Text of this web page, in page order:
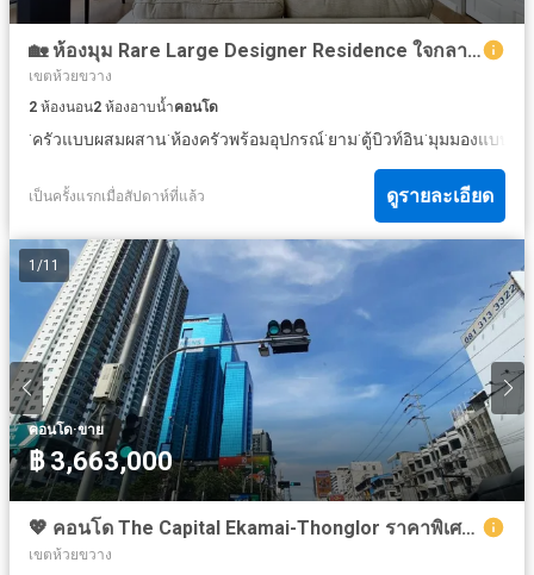
🏡 ห้องมุม Rare Large Designer Residence ใจกลางห้วยขวาง – พระราม 9 ห้องใหญ่ + ห้องมุม 63 ตร.ม. ชั้น 17 รีโนเวทใหม่ พร้อมเข้าอยู่ เพียง 3.49 ล้านบาท
เขตห้วยขวาง
2 ห้องนอน2 ห้องอาบน้ำคอนโด
·ครัวแบบผสมผสาน·ห้องครัวพร้อมอุปกรณ์·ยาม·ตู้บิวท์อิน·มุมมองแบบพ
เป็นครั้งแรกเมื่อสัปดาห์ที่แล้ว ดูรายละเอียด
1 /11
คอนโด·ขาย
฿ 3,663,000
💖 คอนโด The Capital Ekamai-Thonglor ราคาพิเศษ! 💖
เขตห้วยขวาง